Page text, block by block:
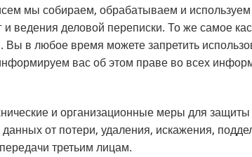
мы собираем, обрабатываем и
ведения деловой переписки. То же самое
в любое время можете запретить
вас об этом праве во всех
и организационные меры для
от потери, удаления, искажения,
третьим лицам.